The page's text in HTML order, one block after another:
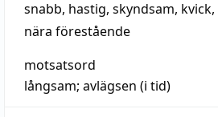
snabb, hastig, skyndsam, kvick,
nära förestående
motsatsord
långsam; avlägsen (i tid)